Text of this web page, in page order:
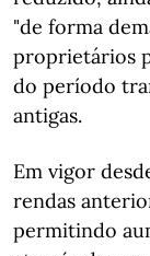
"de forma
proprietários
do período
antigas.
Em vigor
rendas
permitindo